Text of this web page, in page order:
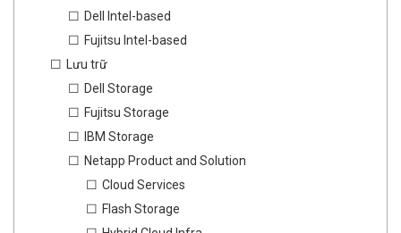
Dell Intel-based
Fujitsu Intel-based
Lưu trữ
Dell Storage
Fujitsu Storage
IBM Storage
Netapp Product and Solution
Cloud Services
Flash Storage